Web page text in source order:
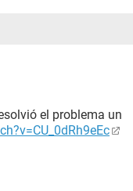
el problema un